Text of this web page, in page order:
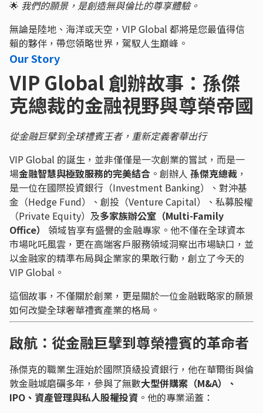
🌟 我們的願景，是創造無與倫比的尊享體驗。
無論是陸地、海洋或天空，VIP Global 都將是您最值得信
賴的夥伴，帶您領略世界，駕馭人生巔峰。
Our Story
VIP Global 創辦故事：孫傑
克總裁的金融視野與尊榮帝國
從金融巨擘到全球禮賓王者，重新定義奢華出行
VIP Global 的誕生，並非僅僅是一次創業的嘗試，而是一
場金融智慧與極致服務的完美結合 。創辦人 孫傑克總裁 ，
是一位在國際投資銀行（Investment Banking）、對沖基
金（Hedge Fund）、創投（Venture Capital）、私募股權
（Private Equity）及多家族辦公室（Multi-Family
Office）
領域皆享有盛譽的金融專家。他不僅在全球資本
市場叱吒風雲，更在高端客戶服務領域洞察出市場缺口，並
以金融家的精準布局與企業家的果敢行動，創立了今天的
VIP Global。
這個故事，不僅關於創業，更是關於一位金融戰略家的願景
如何改變全球奢華禮賓產業的格局。
啟航：從金融巨擘到尊榮禮賓的革命者
孫傑克的職業生涯始於國際頂級投資銀行，他在華爾街與倫
敦金融城磨礪多年，參與了無數大型併購案（M&A）、
IPO、資產管理與私人股權投資 。他的專業涵蓋：